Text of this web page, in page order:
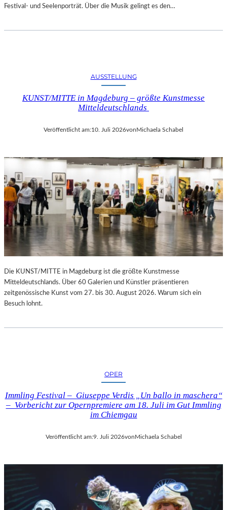
Festival- und Seelenporträt. Über die Musik gelingt es den…
AUSSTELLUNG
KUNST/MITTE in Magdeburg – größte Kunstmesse
Mitteldeutschlands
Veröffentlicht am:10. Juli 2026vonMichaela Schabel
Die KUNST/MITTE in Magdeburg ist die größte Kunstmesse
Mitteldeutschlands. Über 60 Galerien und Künstler präsentieren
zeitgenössische Kunst vom 27. bis 30. August 2026. Warum sich ein
Besuch lohnt.
OPER
Immling Festival – Giuseppe Verdis „Un ballo in maschera“
– Vorbericht zur Opernpremiere am 18. Juli im Gut Immling
im Chiemgau
Veröffentlicht am:9. Juli 2026vonMichaela Schabel